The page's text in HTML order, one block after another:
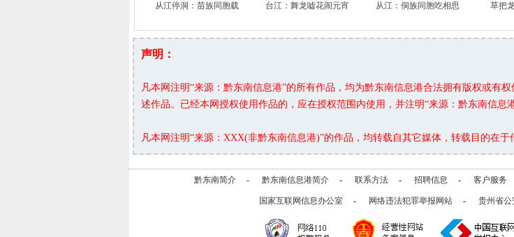
从江停洞：苗族同胞载 台江：舞龙嘘花闹元宵 从江：侗族同胞吃相思 草把
声明：
凡本网注明“来源：黔东南信息港”的所有作品，均为黔东南信息港合法拥有版权或有
述作品。已经本网授权使用作品的，应在授权范围内使用，并注明“来源：黔东南信息
凡本网注明“来源：XXX(非黔东南信息港)”的作品，均转载自其它媒体，转载目的在
黔东南简介 - 黔东南信息港简介 - 联系方法 - 招聘信息 - 客户服务
国家互联网信息办公室 - 网络违法犯罪举报网站 - 贵州省公